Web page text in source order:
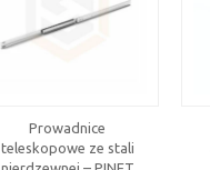
Prowadnice
teleskopowe ze stali